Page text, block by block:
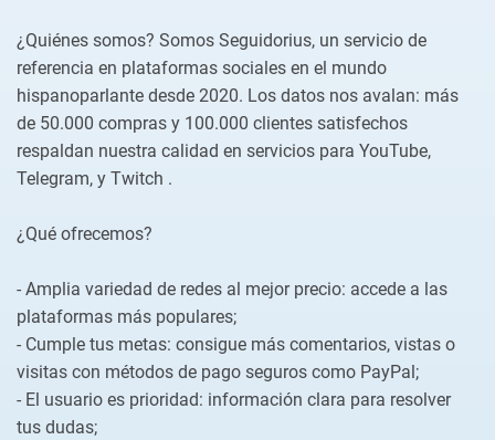
¿Quiénes somos? Somos Seguidorius, un servicio de
referencia en plataformas sociales en el mundo
hispanoparlante desde 2020. Los datos nos avalan: más
de 50.000 compras y 100.000 clientes satisfechos
respaldan nuestra calidad en servicios para YouTube,
Telegram, y Twitch .
¿Qué ofrecemos?
- Amplia variedad de redes al mejor precio: accede a las
plataformas más populares;
- Cumple tus metas: consigue más comentarios, vistas o
visitas con métodos de pago seguros como PayPal;
- El usuario es prioridad: información clara para resolver
tus dudas;